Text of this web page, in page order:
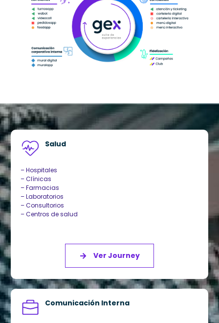
Salud
– Hospitales
– Clínicas
– Farmacias
– Laboratorios
– Consultorios
– Centros de salud
Ver Journey
Comunicación Interna